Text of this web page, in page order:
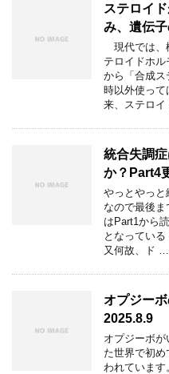
ステロイ
み、遺伝
現代では、
テロイドホ
から「合成ス
時以外使って
来、ステロイ
統合失調
か？Part4
やっとやっと
なので最後
はPart1から
となっている
又何故、ド …
オプジー
2025.8.9
オプジーボ
た世界で初
われていま